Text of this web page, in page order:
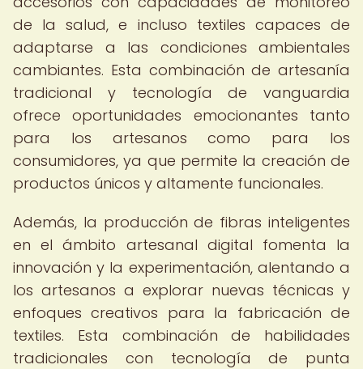
de la salud, e incluso textiles capaces de
adaptarse a las condiciones ambientales
cambiantes. Esta combinación de artesanía
tradicional y tecnología de vanguardia
ofrece oportunidades emocionantes tanto
para los artesanos como para los
consumidores, ya que permite la creación de
productos únicos y altamente funcionales.
Además, la producción de fibras inteligentes
en el ámbito artesanal digital fomenta la
innovación y la experimentación, alentando a
los artesanos a explorar nuevas técnicas y
enfoques creativos para la fabricación de
textiles. Esta combinación de habilidades
tradicionales con tecnología de punta